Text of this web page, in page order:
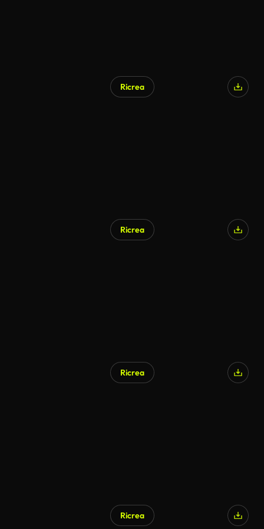
Ricrea
Ricrea
Ricrea
Ricrea